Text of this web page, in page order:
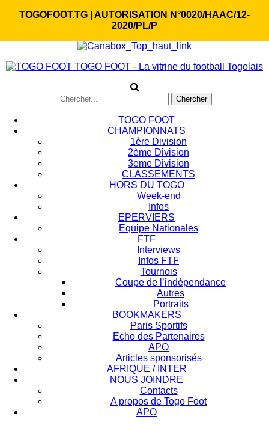
TOGOFOOT.TG | AUTORISATION N°0020/HAAC/12-
2020/PL/P
TOGO FOOT - La vitrine du football Togolais
TOGO FOOT
CHAMPIONNATS
1ère Division
2ème Division
3eme Division
CLASSEMENTS
HORS DU TOGO
Week-end
Infos
EPERVIERS
Equipe Nationales
FTF
Interviews
Infos FTF
Tournois
Coupe de l’indépendance
Autres
Portraits
BOOKMAKERS
Paris Sportifs
Echo des Partenaires
APO
Articles sponsorisés
AFRIQUE / INTER
NOUS JOINDRE
Contacts
A propos de Togo Foot
APO